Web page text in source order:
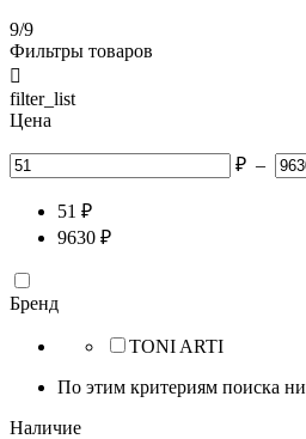
9/9
Фильтры товаров

filter_list
Цена
₽ –
51 ₽
9630 ₽
Бренд
TONI ARTI
По этим критериям поиска
Наличие